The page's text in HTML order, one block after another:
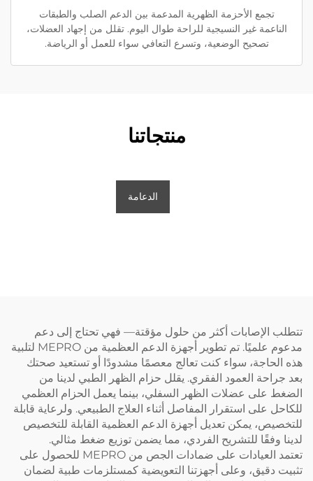
تجمع الأحزمة الظهرية المدعمة بين الدعم الصلب والطبقات
الناعمة غير النسيجية للراحة طوال اليوم. تقلل من إجهاد العضلات،
تصحيح الوضعية، وتسرع التعافي سواء للعمل أو الرياضة.
منتجاتنا
الدعامة
تتطلب الإصابات أكثر من حلول مؤقتة— فهي تحتاج إلى دعم
مدعوم علميًا. تم تطوير أجهزة الدعم العظمية من MEPRO لتلبية
هذه الحاجة، سواء كنت تعالج معصمًا مشدودًا أو تستعيد صحتك
بعد جراحة العمود الفقري. يقلل حزام الظهر الطبي لدينا من
الضغط على عضلات الظهر السفلي، بينما يعمل الحزام العظمي
للكاحل على استقرار المفاصل أثناء العلاج الطبيعي. ولرعاية قابلة
للتخصيص، يمكن تعديل أجهزة الدعم العظمية القابلة للتخصيص
لدينا وفقًا للتشريح الفردي، مما يضمن توزيع ضغط مثالي.
تعتمد العيادات على ضمادات الجص من MEPRO للحصول على
تثبيت دقيق، وعلى أجهزتنا التعويضية كمستلزمات طبية لضمان